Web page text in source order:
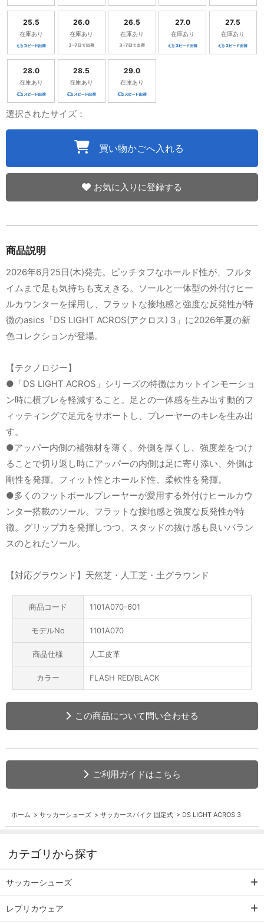
25.5
在庫あり
26.0
在庫あり
26.5
在庫あり
27.0
在庫あり
27.5
在庫あり
28.0
在庫あり
28.5
在庫あり
29.0
在庫あり
選択されたサイズ：
買い物かごへ入れる
お気に入りに登録する
商品説明
2026年6月25日(木)発売。ピッチタフなホールド性が、フルタ
イムまで足も気持ちも支えきる。ソールと一体型の外付けヒー
ルカウンターを採用し、フラットな接地感と強度な反発性が特
徴のasics「DS LIGHT ACROS(アクロス) 3」に2026年夏の新
色コレクションが登場。
【テクノロジー】
●「DS LIGHT ACROS」シリーズの特徴はカットインモーショ
ン時に横ブレを軽減すること。足との一体感を生み出す動的フ
ィッティングで足元をサポートし、プレーヤーのキレを生み出
す。
●アッパー内側の補強材を薄く、外側を厚くし、強度差をつけ
ることで切り返し時にアッパーの内側は足に寄り添い、外側は
剛性を発揮。フィット性とホールド性、柔軟性を発揮。
●多くのフットボールプレーヤーが愛用する外付けヒールカウ
ンター搭載のソール。フラットな接地感と強度な反発性が特
徴。グリップ力を発揮しつつ、スタッドの抜け感も良いバラン
スのとれたソール。
【対応グラウンド】天然芝・人工芝・土グラウンド
商品コード 1101A070-601
モデルNo 1101A070
商品仕様 人工皮革
カラー FLASH RED/BLACK
この商品について問い合わせる
ご利用ガイドはこちら
ホーム > サッカーシューズ > サッカースパイク 固定式 > DS LIGHT ACROS 3
カテゴリから探す
サッカーシューズ
レプリカウェア